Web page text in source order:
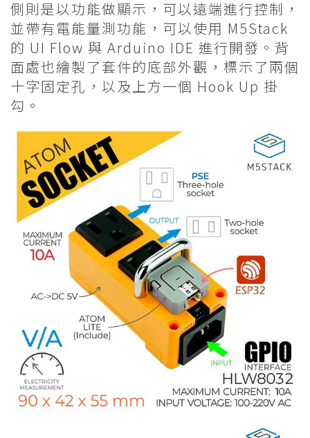
側則是以功能做顯示，可以遠端進行控制，
並帶有電能量測功能，可以使用 M5Stack
的 UI Flow 與 Arduino IDE 進行開發。背
面處也繪製了套件的底部外觀，標示了兩個
十字固定孔，以及上方一個 Hook Up 掛
勾。